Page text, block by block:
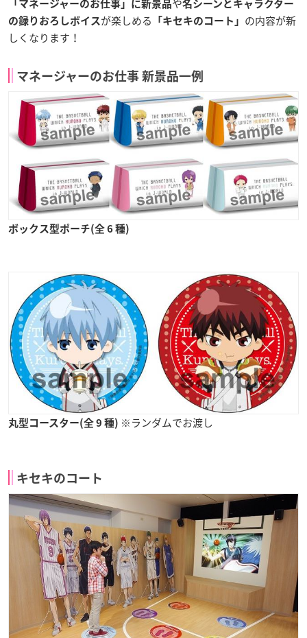
「マネージャーのお仕事」に新景品や名シーンとキャラクター
の録りおろしボイス が楽しめる 「キセキのコート」 の内容が新
しくなります！
マネージャーのお仕事 新景品一例
ボックス型ポーチ(全 6 種)
丸型コースター(全 9 種) ※ランダムでお渡し
キセキのコート